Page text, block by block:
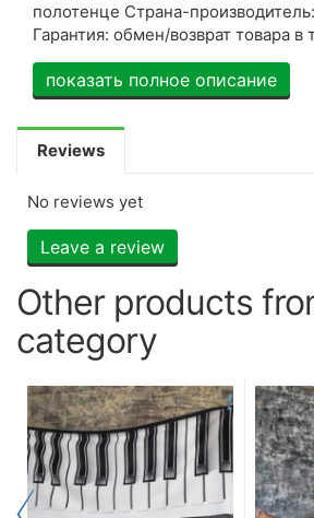
полотенце Страна-
Гарантия: обмен/возврат товара в
показать полное описание
Reviews
No reviews yet
Leave a review
Other products
category